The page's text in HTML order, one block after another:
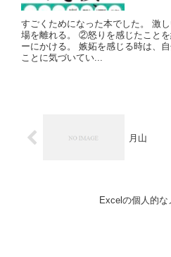
すごくためになった本でした。 激
場を離れる。 ②怒りを感じたこと
ーにかける。 嫉妬を感じる時は、
ことに気づいてい...
月山
Excelの個人的な